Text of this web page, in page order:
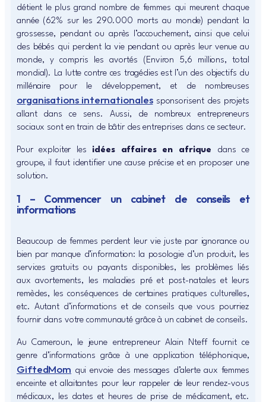
détient le plus grand nombre de femmes qui meurent chaque
année (62% sur les 290.000 morts au monde) pendant la
grossesse, pendant ou après l’accouchement, ainsi que celui
des bébés qui perdent la vie pendant ou après leur venue au
monde, y compris les avortés (Environ 5,6 millions, total
mondial). La lutte contre ces tragédies est l’un des objectifs du
millénaire pour le développement, et de nombreuses
organisations internationalessponsorisent des projets
allant dans ce sens. Aussi, de nombreux entrepreneurs
sociaux sont en train de bâtir des entreprises dans ce secteur.
Pour exploiter les idées affaires en afrique dans ce
groupe, il faut identifier une cause précise et en proposer une
solution.
1 – Commencer un cabinet de conseils et
informations
Beaucoup de femmes perdent leur vie juste par ignorance ou
bien par manque d’information: la posologie d’un produit, les
services gratuits ou payants disponibles, les problèmes liés
aux avortements, les maladies pré et post-natales et leurs
remèdes, les conséquences de certaines pratiques culturelles,
etc. Autant d’informations et de conseils que vous pourriez
fournir dans votre communauté grâce à un cabinet de conseils.
Au Cameroun, le jeune entrepreneur Alain Nteff fournit ce
genre d’informations grâce à une application téléphonique,
GiftedMom qui envoie des messages d’alerte aux femmes
enceinte et allaitantes pour leur rappeler de leur rendez-vous
médicaux, les dates et heures de prise de médicament, etc.